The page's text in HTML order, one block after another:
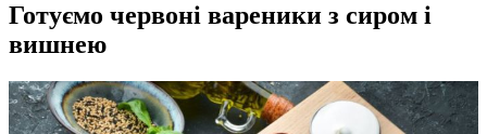
Готуємо червоні вареники з сиром і
вишнею